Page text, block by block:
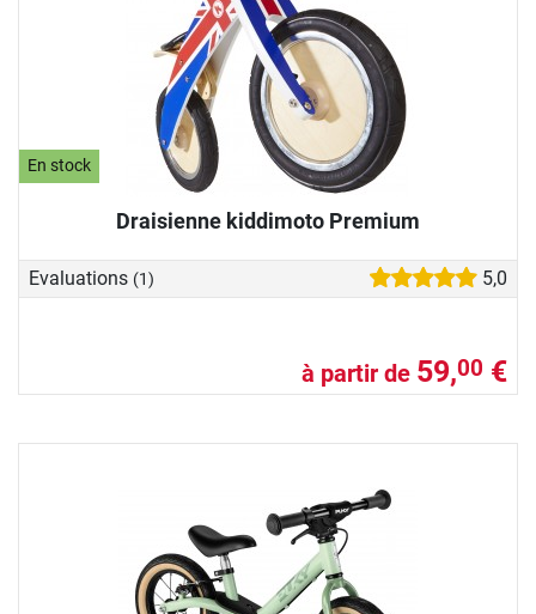
En stock
Draisienne kiddimoto Premium
Evaluations (1) 5,0
à partir de 59,00 €